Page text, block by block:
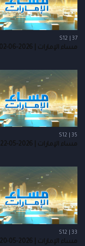
S12 | 37
مساء الإمارات | 2026-06-02
S12 | 35
مساء الإمارات | 2026-05-22
S12 | 33
مساء الإمارات | 2026-05-20